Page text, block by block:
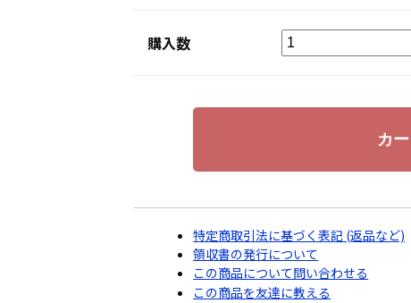
購入数
特定商取引法に基づく表記 (返品など)
領収書の発行について
この商品について問い合わせる
この商品を友達に教える